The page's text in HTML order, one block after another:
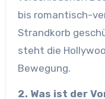
bis romantisch-
Strandkorb
steht die
Bewegung.
2. Was ist der